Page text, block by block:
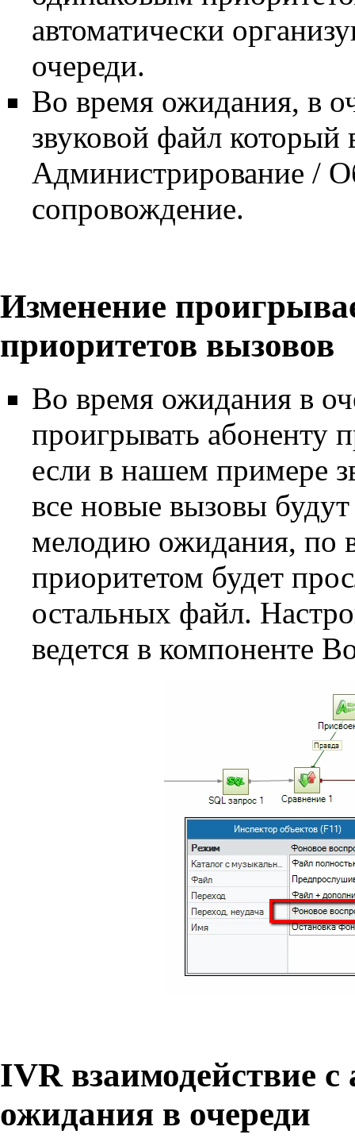
автоматически
очереди.
Во время ожидания, в
звуковой файл который
Администрирование /
сопровождение.
Изменение
приоритетов вызовов
Во время ожидания в
проигрывать абоненту
если в нашем примере
все новые вызовы
мелодию ожидания, по
приоритетом будет
остальных файл.
ведется в компоненте
IVR взаимодействие
ожидания в очереди